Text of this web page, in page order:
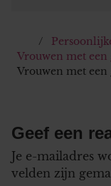
Vrouwen met
Vrouwen met
Geef een
Je e-mailadres
velden zijn